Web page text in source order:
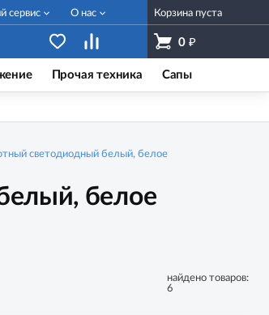
Корзина пуста
0 ₽
сервис О нас
Прочая техника Сапы
светодиодный белый, белое
белое
найдено товаров:
6